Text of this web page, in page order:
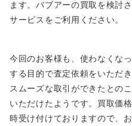
ます。バブアーの買取を検討
サービスをご利用ください。
今回のお客様も、使わなくな
する目的で査定依頼をいただ
スムーズな取引ができたとの
いただけたようです。買取価
時受け付けておりますので、